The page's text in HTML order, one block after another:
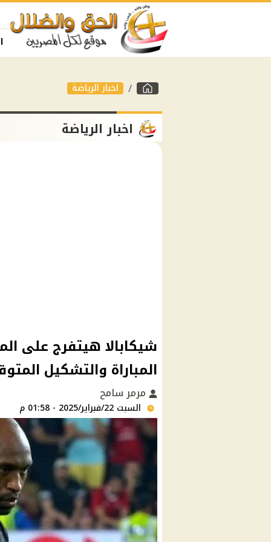
اخبار الرياضة
اخبار الرياضة
شيكابالا هيتفرج على
المباراة والتشكيل
مرمر سامح
السبت 22/فبراير/2025 - 01:58 م